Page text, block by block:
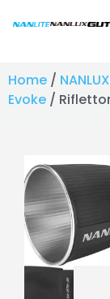
Home / NANLUX
Evoke /